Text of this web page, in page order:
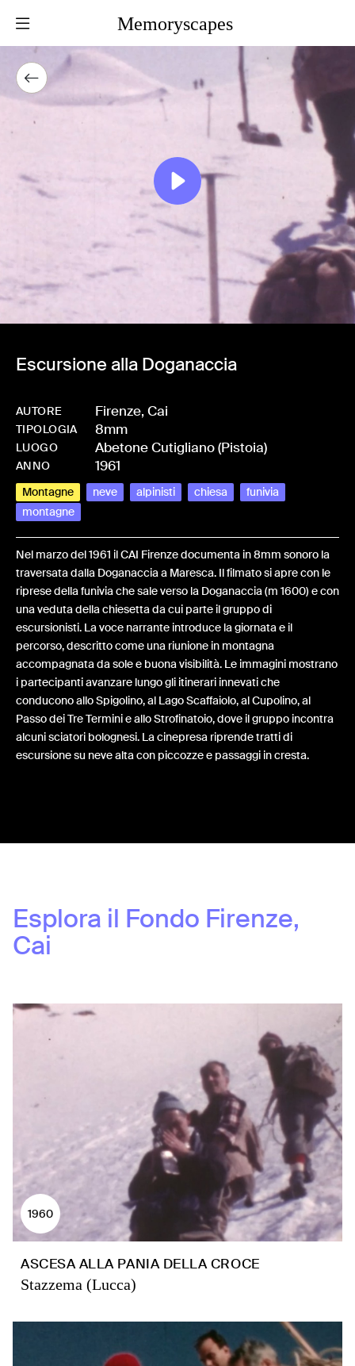
Memoryscapes
Escursione alla Doganaccia
AUTORE Firenze, Cai
TIPOLOGIA 8mm
LUOGO Abetone Cutigliano (Pistoia)
ANNO 1961
Montagne neve alpinisti chiesa
funivia
montagne
Nel marzo del 1961 il CAI Firenze documenta in 8mm sonoro la
traversata dalla Doganaccia a Maresca. Il filmato si apre con le
riprese della funivia che sale verso la Doganaccia (m 1600) e con
una veduta della chiesetta da cui parte il gruppo di
escursionisti. La voce narrante introduce la giornata e il
percorso, descritto come una riunione in montagna
accompagnata da sole e buona visibilità. Le immagini mostrano
i partecipanti avanzare lungo gli itinerari innevati che
conducono allo Spigolino, al Lago Scaffaiolo, al Cupolino, al
Passo dei Tre Termini e allo Strofinatoio, dove il gruppo incontra
alcuni sciatori bolognesi. La cinepresa riprende tratti di
escursione su neve alta con piccozze e passaggi in cresta.
Esplora il Fondo Firenze,
Cai
1960
ASCESA ALLA PANIA DELLA CROCE
Stazzema (Lucca)